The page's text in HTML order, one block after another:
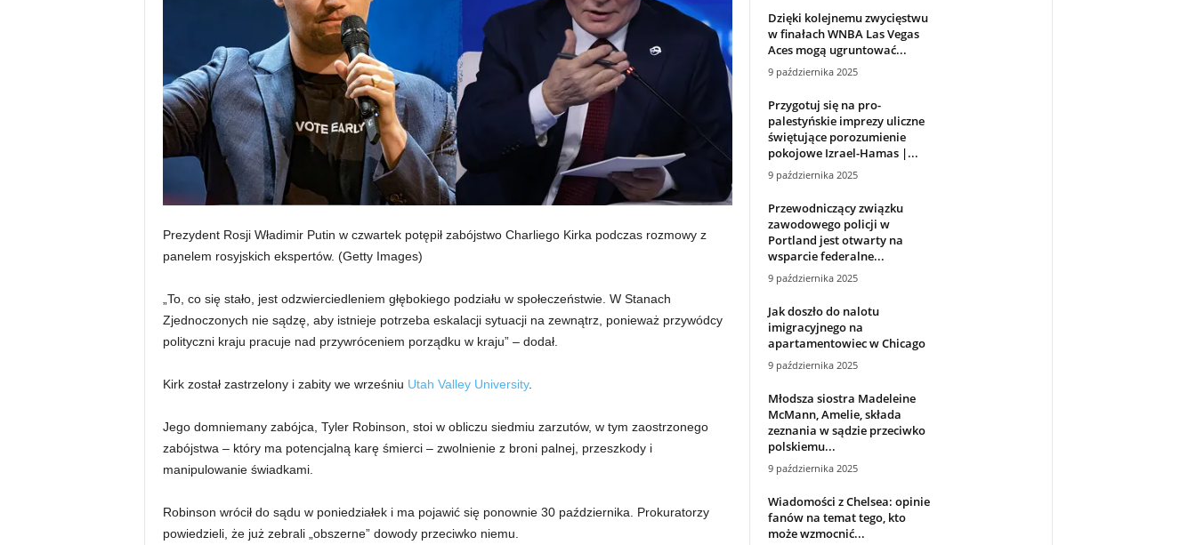
Prezydent Rosji Władimir Putin w czwartek potępił zabójstwo Charliego Kirka podczas rozmowy z
panelem rosyjskich ekspertów. (Getty Images)
„To, co się stało, jest odzwierciedleniem głębokiego podziału w społeczeństwie. W Stanach
Zjednoczonych nie sądzę, aby istnieje potrzeba eskalacji sytuacji na zewnątrz, ponieważ przywódcy
polityczni kraju pracuje nad przywróceniem porządku w kraju” – dodał.
Kirk został zastrzelony i zabity we wrześniu Utah Valley University.
Jego domniemany zabójca, Tyler Robinson, stoi w obliczu siedmiu zarzutów, w tym zaostrzonego
zabójstwa – który ma potencjalną karę śmierci – zwolnienie z broni palnej, przeszkody i
manipulowanie świadkami.
Robinson wrócił do sądu w poniedziałek i ma pojawić się ponownie 30 października. Prokuratorzy
powiedzieli, że już zebrali „obszerne” dowody przeciwko niemu.
Dzięki kolejnemu zwycięstwu
w finałach WNBA Las Vegas
Aces mogą ugruntować...
9 października 2025
Przygotuj się na pro-
palestyńskie imprezy uliczne
świętujące porozumienie
pokojowe Izrael-Hamas |...
9 października 2025
Przewodniczący związku
zawodowego policji w
Portland jest otwarty na
wsparcie federalne...
9 października 2025
Jak doszło do nalotu
imigracyjnego na
apartamentowiec w Chicago
9 października 2025
Młodsza siostra Madeleine
McMann, Amelie, składa
zeznania w sądzie przeciwko
polskiemu...
9 października 2025
Wiadomości z Chelsea: opinie
fanów na temat tego, kto
może wzmocnić...